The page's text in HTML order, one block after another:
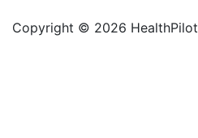
Copyright © 2026 HealthPilot